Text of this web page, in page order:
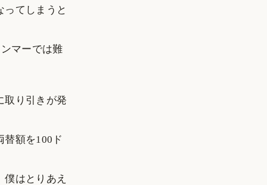
ってしまうと
マーでは難
取り引きが発
額を100ド
はとりあえ